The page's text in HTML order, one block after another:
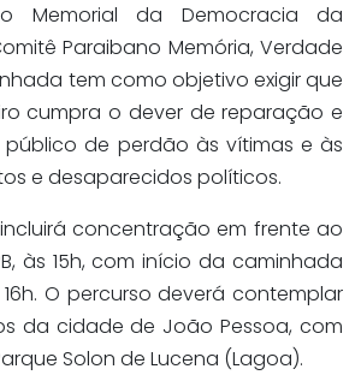
Memorial da Democracia da
Paraibano Memória, Verdade
tem como objetivo exigir que
cumpra o dever de reparação e
de perdão às vítimas e às
e desaparecidos políticos.
concentração em frente ao
às 15h, com início da caminhada
O percurso deverá contemplar
da cidade de João Pessoa, com
Solon de Lucena (Lagoa).